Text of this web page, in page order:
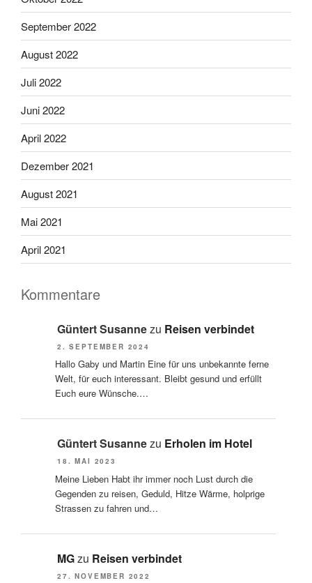
September 2022
August 2022
Juli 2022
Juni 2022
April 2022
Dezember 2021
August 2021
Mai 2021
April 2021
Kommentare
Güntert Susannezu Reisen verbindet
2. SEPTEMBER 2024
Hallo Gaby und Martin Eine für uns unbekannte ferne
Welt, für euch interessant. Bleibt gesund und erfüllt
Euch eure Wünsche.…
Güntert Susannezu Erholen im Hotel
18. MAI 2023
Meine Lieben Habt ihr immer noch Lust durch die
Gegenden zu reisen, Geduld, Hitze Wärme, holprige
Strassen zu fahren und…
MGzu Reisen verbindet
27. NOVEMBER 2022